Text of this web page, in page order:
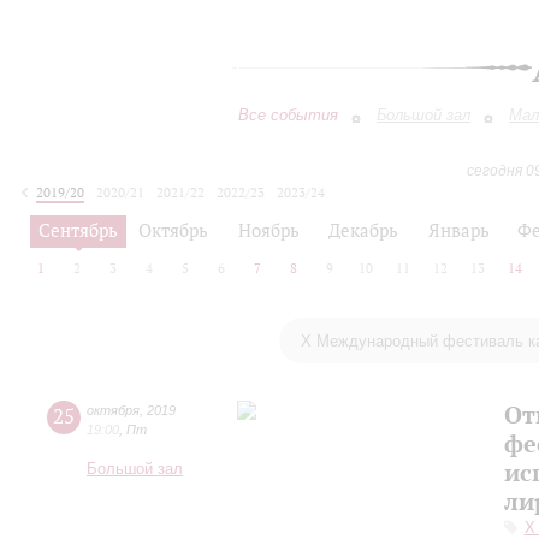
Все события Большой зал
сегодня
2019/20
2020/21 2021/22 2022/23
2023/24
2024/25
2025/26
Сентябрь Октябрь Ноябрь Декабрь Январь
1 2 3 4 5 6 7 8 9 10 12 13 14
Х Международный фестиваль
25 октября 2019
19:00
Пт
Большой зал
Х